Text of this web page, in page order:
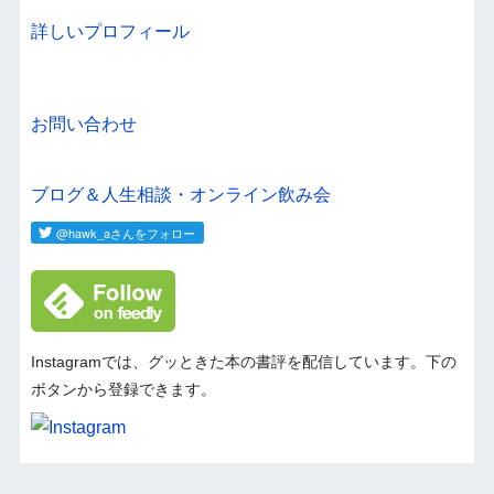
詳しいプロフィール
お問い合わせ
ブログ＆人生相談・オンライン飲み会
Instagramでは、グッときた本の書評を配信しています。下の
ボタンから登録できます。